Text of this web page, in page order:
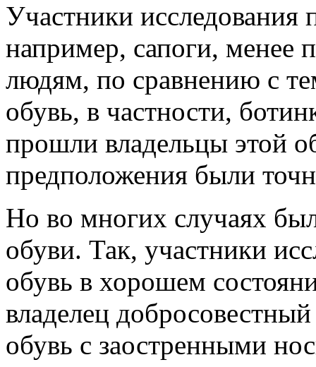
Участники
например, сапоги, менее
людям, по сравнению с
обувь, в частности,
прошли владельцы этой
предположения были
Но во многих случаях
обуви. Так, участники
обувь в хорошем
владелец
обувь с заостренными